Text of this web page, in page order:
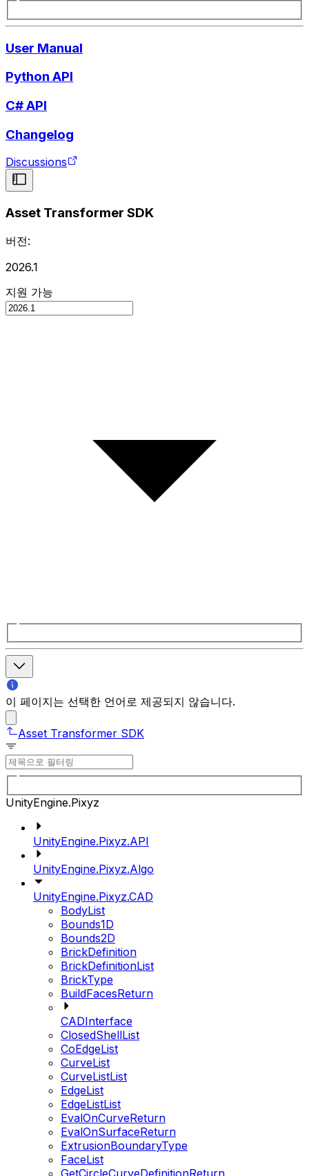
User Manual
Python API
C# API
Changelog
Discussions
Asset Transformer SDK
버전:
2026.1
지원 가능
이 페이지는 선택한 언어로 제공되지 않습니다.
Asset Transformer SDK
UnityEngine.Pixyz
UnityEngine.Pixyz.API
UnityEngine.Pixyz.Algo
UnityEngine.Pixyz.CAD
BodyList
Bounds1D
Bounds2D
BrickDefinition
BrickDefinitionList
BrickType
BuildFacesReturn
CADInterface
ClosedShellList
CoEdgeList
CurveList
CurveListList
EdgeList
EdgeListList
EvalOnCurveReturn
EvalOnSurfaceReturn
ExtrusionBoundaryType
FaceList
GetCircleCurveDefinitionReturn